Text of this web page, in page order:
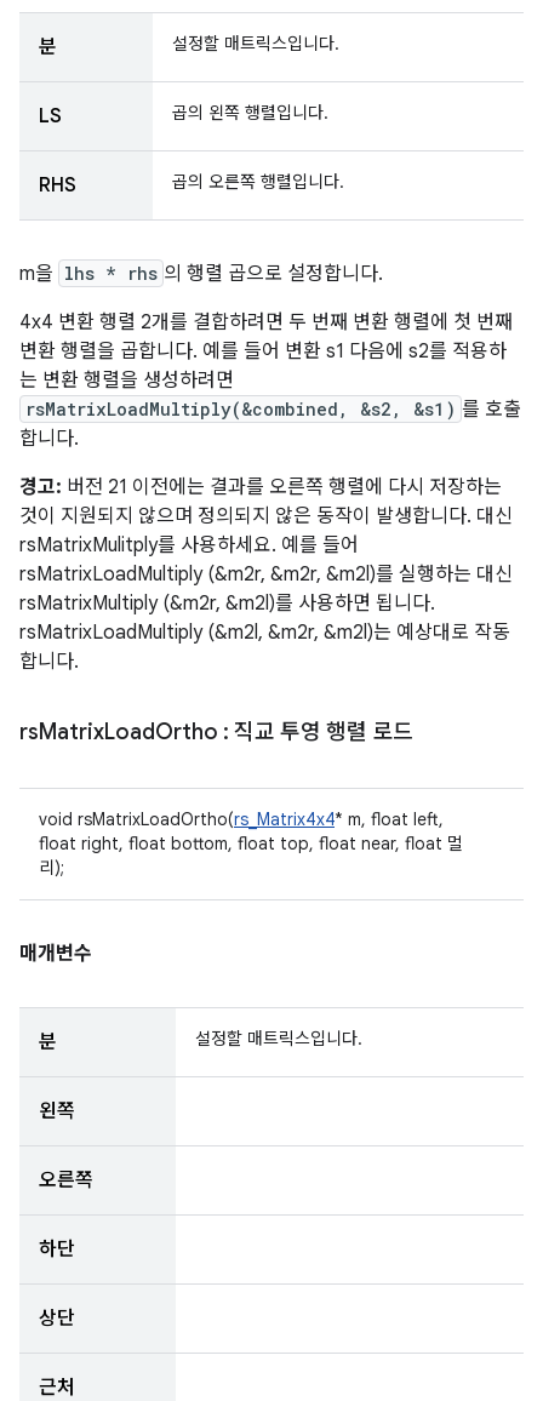
분 설정할 매트릭스입니다.
LS 곱의 왼쪽 행렬입니다.
RHS 곱의 오른쪽 행렬입니다.
m을 lhs * rhs 의 행렬 곱으로 설정합니다.
4x4 변환 행렬 2개를 결합하려면 두 번째 변환 행렬에 첫 번째
변환 행렬을 곱합니다. 예를 들어 변환 s1 다음에 s2를 적용하
는 변환 행렬을 생성하려면
rsMatrixLoadMultiply(&combined, &s2, &s1) 를 호출
합니다.
경고: 버전 21 이전에는 결과를 오른쪽 행렬에 다시 저장하는
것이 지원되지 않으며 정의되지 않은 동작이 발생합니다. 대신
rsMatrixMulitply를 사용하세요. 예를 들어
rsMatrixLoadMultiply (&m2r, &m2r, &m2l)를 실행하는 대신
rsMatrixMultiply (&m2r, &m2l)를 사용하면 됩니다.
rsMatrixLoadMultiply (&m2l, &m2r, &m2l)는 예상대로 작동
합니다.
rsMatrixLoadOrtho : 직교 투영 행렬 로드
void rsMatrixLoadOrtho(rs_Matrix4x4* m, float left,
float right, float bottom, float top, float near, float 멀
리);
매개변수
분 설정할 매트릭스입니다.
왼쪽
오른쪽
하단
상단
근처